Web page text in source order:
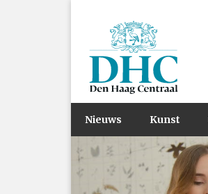
Nieuws Kunst